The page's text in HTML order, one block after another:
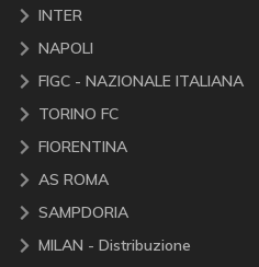
INTER
NAPOLI
FIGC - NAZIONALE ITALIANA
TORINO FC
FIORENTINA
AS ROMA
SAMPDORIA
MILAN - Distribuzione